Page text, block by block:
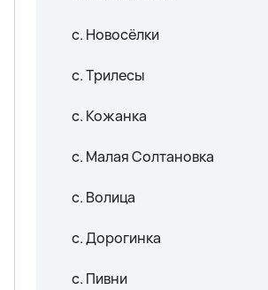
с. Новосёлки
с. Трилесы
с. Кожанка
с. Малая Солтановка
с. Волица
с. Дорогинка
с. Пивни